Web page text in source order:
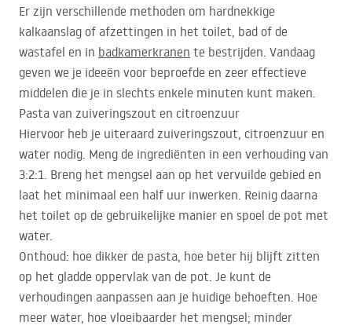
Er zijn verschillende methoden om hardnekkige
kalkaanslag of afzettingen in het toilet, bad of de
wastafel en in badkamerkranen te bestrijden. Vandaag
geven we je ideeën voor beproefde en zeer effectieve
middelen die je in slechts enkele minuten kunt maken.
Pasta van zuiveringszout en citroenzuur
Hiervoor heb je uiteraard zuiveringszout, citroenzuur en
water nodig. Meng de ingrediënten in een verhouding van
3:2:1. Breng het mengsel aan op het vervuilde gebied en
laat het minimaal een half uur inwerken. Reinig daarna
het toilet op de gebruikelijke manier en spoel de pot met
water.
Onthoud: hoe dikker de pasta, hoe beter hij blijft zitten
op het gladde oppervlak van de pot. Je kunt de
verhoudingen aanpassen aan je huidige behoeften. Hoe
meer water, hoe vloeibaarder het mengsel; minder